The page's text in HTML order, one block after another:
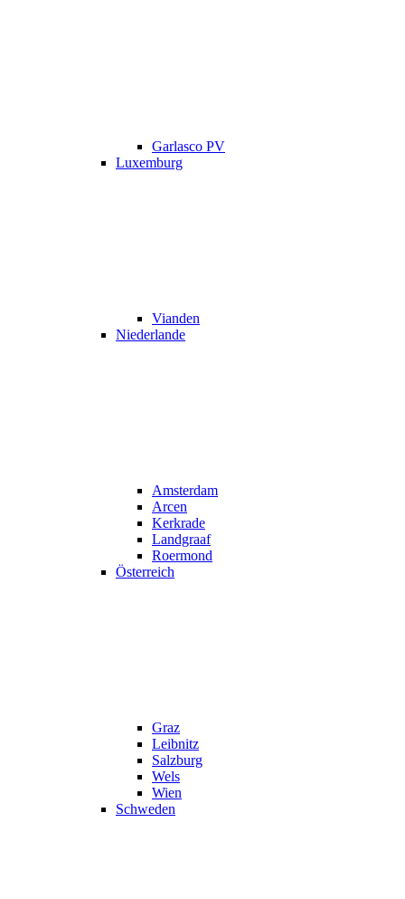
Garlasco PV
Luxemburg
Vianden
Niederlande
Amsterdam
Arcen
Kerkrade
Landgraaf
Roermond
Österreich
Graz
Leibnitz
Salzburg
Wels
Wien
Schweden